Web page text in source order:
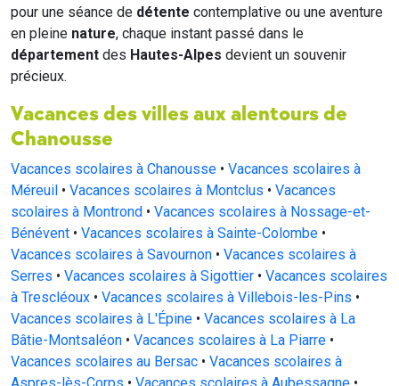
pour une séance de détente contemplative ou une aventure
en pleine nature, chaque instant passé dans le
département des Hautes-Alpes devient un souvenir
précieux.
Vacances des villes aux alentours de
Chanousse
Vacances scolaires à Chanousse • Vacances scolaires à
Méreuil • Vacances scolaires à Montclus • Vacances
scolaires à Montrond • Vacances scolaires à Nossage-et-
Bénévent • Vacances scolaires à Sainte-Colombe •
Vacances scolaires à Savournon • Vacances scolaires à
Serres • Vacances scolaires à Sigottier • Vacances scolaires
à Trescléoux • Vacances scolaires à Villebois-les-Pins •
Vacances scolaires à L'Épine • Vacances scolaires à La
Bâtie-Montsaléon • Vacances scolaires à La Piarre •
Vacances scolaires au Bersac • Vacances scolaires à